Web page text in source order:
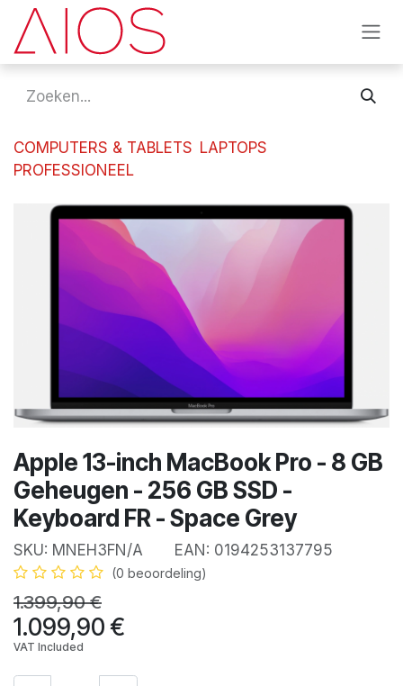
Overslaan naar inhoud
COMPUTERS & TABLETS LAPTOPS
PROFESSIONEEL
Apple 13-inch MacBook Pro - 8 GB
Geheugen - 256 GB SSD -
Keyboard FR - Space Grey
SKU: MNEH3FN/A EAN: 0194253137795
(0 beoordeling)
1.399,90€
1.099,90€
VAT Included